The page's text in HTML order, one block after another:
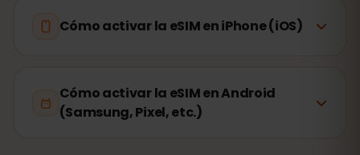
Cómo activar la eSIM en iPhone (iOS)
Cómo activar la eSIM en Android
(Samsung, Pixel, etc.)